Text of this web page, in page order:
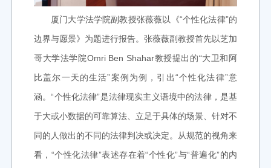
厦门大学法学院副教授张薇薇以《“个性化法律”的
边界与愿景》为题进行报告。 张薇薇副教授首先以芝加
哥大学法学院Omri Ben Shahar教授提出的“大卫和阿
比盖尔一天的生活”案例为例，引出“个性化法律”意
涵。“个性化法律”是法律现实主义语境中的法律，是基
于大或小数据的可靠算法、立足于具体的场景、针对不
同的人做出的不同的法律判决或决定。从规范的视角来
看，“个性化法律”表述存在着“个性化”与“普遍化”的内